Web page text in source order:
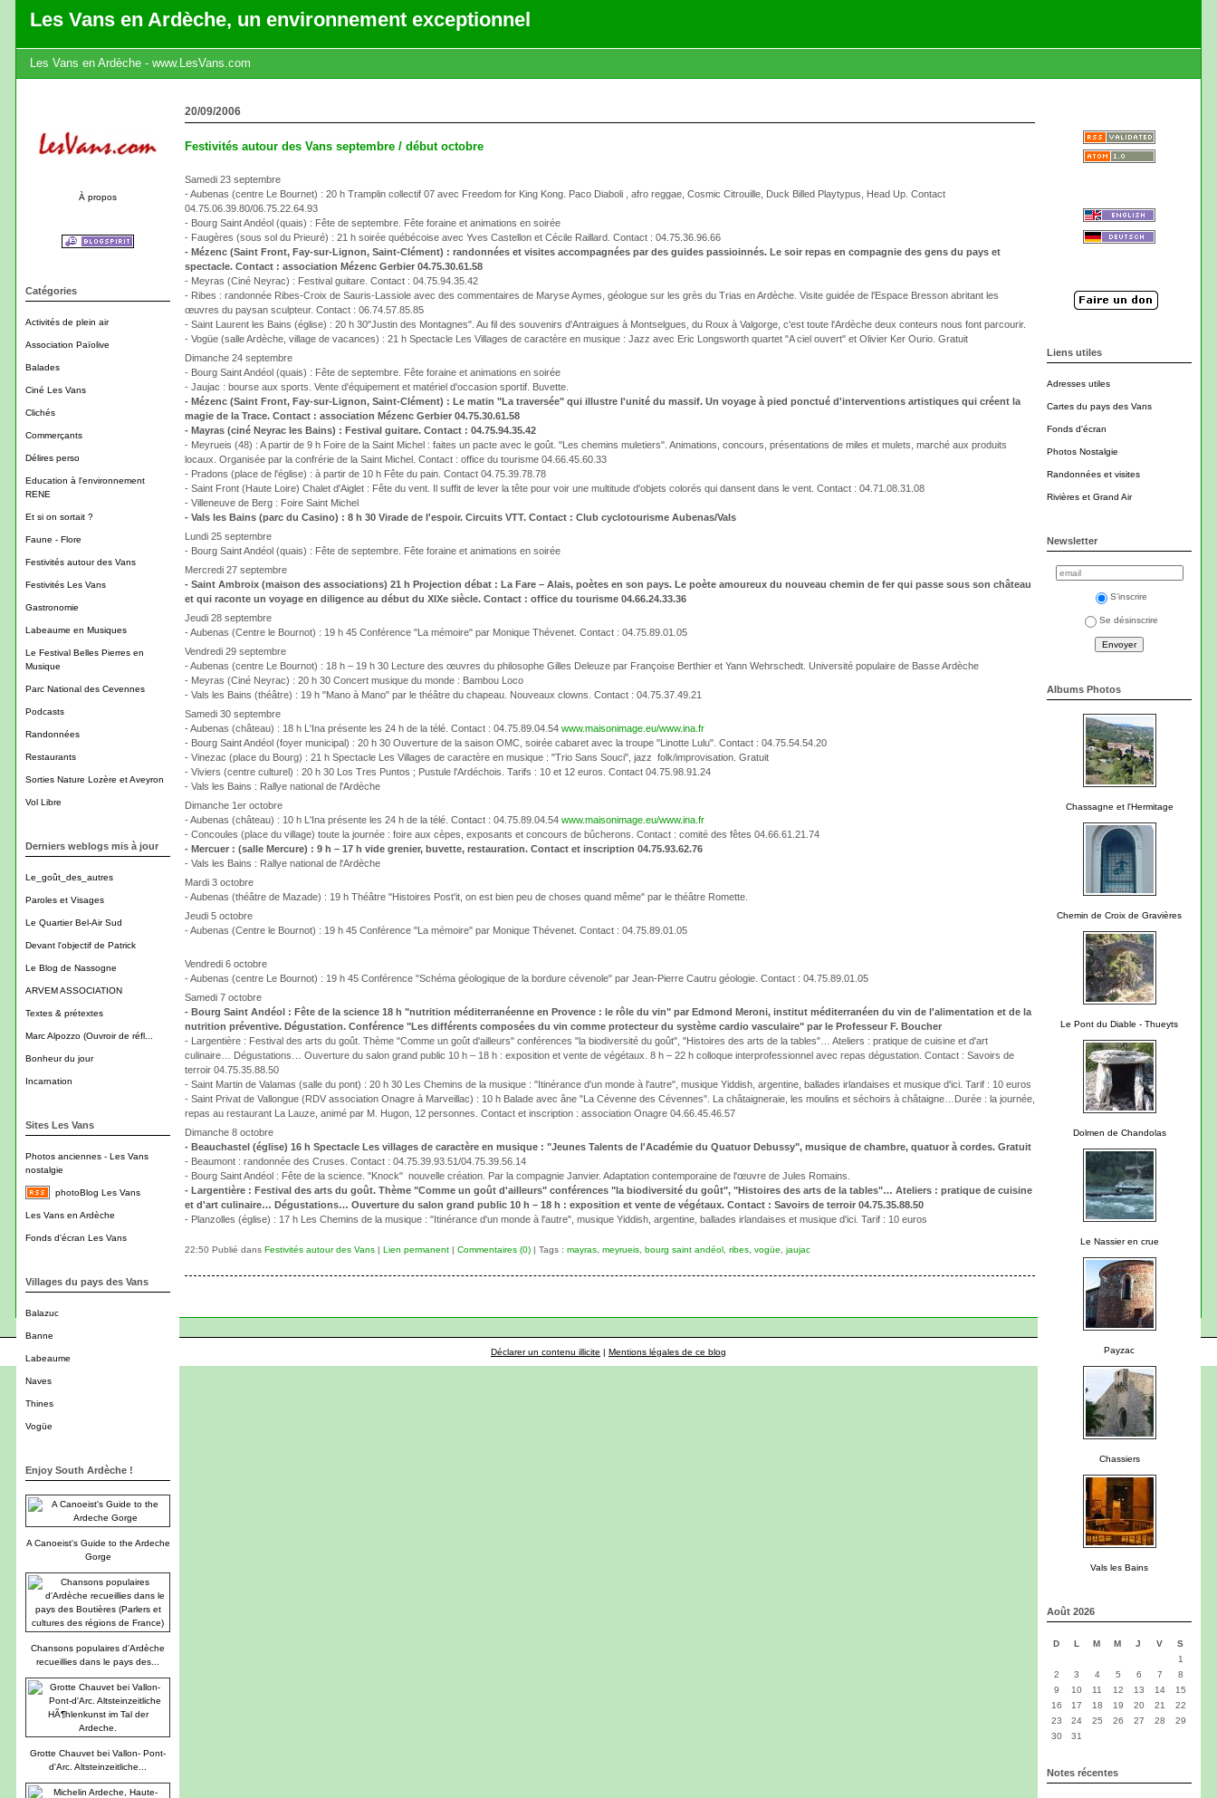
Les Vans en Ardèche, un environnement exceptionnel
Les Vans en Ardèche - www.LesVans.com
À propos
Catégories
Activités de plein air
Association Païolive
Balades
Ciné Les Vans
Clichés
Commerçants
Délires perso
Education à l'environnement
RENE
Et si on sortait ?
Faune - Flore
Festivités autour des Vans
Festivités Les Vans
Gastronomie
Labeaume en Musiques
Le Festival Belles Pierres en
Musique
Parc National des Cevennes
Podcasts
Randonnées
Restaurants
Sorties Nature Lozère et Aveyron
Vol Libre
Derniers weblogs mis à jour
Le_goût_des_autres
Paroles et Visages
Le Quartier Bel-Air Sud
Devant l'objectif de Patrick
Le Blog de Nassogne
ARVEM ASSOCIATION
Textes & prétextes
Marc Alpozzo (Ouvroir de réfl...
Bonheur du jour
Incarnation
Sites Les Vans
Photos anciennes - Les Vans
nostalgie
photoBlog Les Vans
Les Vans en Ardèche
Fonds d'écran Les Vans
Villages du pays des Vans
Balazuc
Banne
Labeaume
Naves
Thines
Vogüe
Enjoy South Ardèche !
A Canoeist's Guide to the Ardeche
Gorge
Chansons populaires d'Ardèche
recueillies dans le pays des...
Grotte Chauvet bei Vallon- Pont-
d'Arc. Altsteinzeitliche...
Liens utiles
Adresses utiles
Cartes du pays des Vans
Fonds d'écran
Photos Nostalgie
Randonnées et visites
Rivières et Grand Air
Newsletter
S'inscrire
Se désinscrire
Albums Photos
Chassagne et l'Hermitage
Chemin de Croix de Gravières
Le Pont du Diable - Thueyts
Dolmen de Chandolas
Le Nassier en crue
Payzac
Chassiers
Vals les Bains
Août 2026
D L M M J V
S
1
2
3 4 5 6 7
8
9
10 11 12 13 14
15
16
17 18 19 20 21
22
23
24 25 26 27 28
29
30
31
Notes récentes
20/09/2006
Festivités autour des Vans septembre / début octobre
Samedi 23 septembre
- Aubenas (centre Le Bournet) : 20 h Tramplin collectif 07 avec Freedom for King Kong. Paco Diaboli , afro reggae, Cosmic Citrouille, Duck Billed Playtypus, Head Up. Contact
04.75.06.39.80/06.75.22.64.93
- Bourg Saint Andéol (quais) : Fête de septembre. Fête foraine et animations en soirée
- Faugères (sous sol du Prieuré) : 21 h soirée québécoise avec Yves Castellon et Cécile Raillard. Contact : 04.75.36.96.66
- Mézenc (Saint Front, Fay-sur-Lignon, Saint-Clément) : randonnées et visites accompagnées par des guides passioinnés. Le soir repas en compagnie des gens du pays et
spectacle. Contact : association Mézenc Gerbier 04.75.30.61.58
- Meyras (Ciné Neyrac) : Festival guitare. Contact : 04.75.94.35.42
- Ribes : randonnée Ribes-Croix de Sauris-Lassiole avec des commentaires de Maryse Aymes, géologue sur les grès du Trias en Ardèche. Visite guidée de l'Espace Bresson abritant les
œuvres du paysan sculpteur. Contact : 06.74.57.85.85
- Saint Laurent les Bains (église) : 20 h 30"Justin des Montagnes". Au fil des souvenirs d'Antraigues à Montselgues, du Roux à Valgorge, c'est toute l'Ardèche deux conteurs nous font parcourir.
- Vogüe (salle Ardèche, village de vacances) : 21 h Spectacle Les Villages de caractère en musique : Jazz avec Eric Longsworth quartet "A ciel ouvert" et Olivier Ker Ourio. Gratuit
Dimanche 24 septembre
- Bourg Saint Andéol (quais) : Fête de septembre. Fête foraine et animations en soirée
- Jaujac : bourse aux sports. Vente d'équipement et matériel d'occasion sportif. Buvette.
- Mézenc (Saint Front, Fay-sur-Lignon, Saint-Clément) : Le matin "La traversée" qui illustre l'unité du massif. Un voyage à pied ponctué d'interventions artistiques qui créent la
magie de la Trace. Contact : association Mézenc Gerbier 04.75.30.61.58
- Mayras (ciné Neyrac les Bains) : Festival guitare. Contact : 04.75.94.35.42
- Meyrueis (48) : A partir de 9 h Foire de la Saint Michel : faites un pacte avec le goût. "Les chemins muletiers". Animations, concours, présentations de miles et mulets, marché aux produits
locaux. Organisée par la confrérie de la Saint Michel. Contact : office du tourisme 04.66.45.60.33
- Pradons (place de l'église) : à partir de 10 h Fête du pain. Contact 04.75.39.78.78
- Saint Front (Haute Loire) Chalet d'Aiglet : Fête du vent. Il suffit de lever la tête pour voir une multitude d'objets colorés qui dansent dans le vent. Contact : 04.71.08.31.08
- Villeneuve de Berg : Foire Saint Michel
- Vals les Bains (parc du Casino) : 8 h 30 Virade de l'espoir. Circuits VTT. Contact : Club cyclotourisme Aubenas/Vals
Lundi 25 septembre
- Bourg Saint Andéol (quais) : Fête de septembre. Fête foraine et animations en soirée
Mercredi 27 septembre
- Saint Ambroix (maison des associations) 21 h Projection débat : La Fare – Alais, poètes en son pays. Le poète amoureux du nouveau chemin de fer qui passe sous son château
et qui raconte un voyage en diligence au début du XIXe siècle. Contact : office du tourisme 04.66.24.33.36
Jeudi 28 septembre
- Aubenas (Centre le Bournot) : 19 h 45 Conférence "La mémoire" par Monique Thévenet. Contact : 04.75.89.01.05
Vendredi 29 septembre
- Aubenas (centre Le Bournot) : 18 h – 19 h 30 Lecture des œuvres du philosophe Gilles Deleuze par Françoise Berthier et Yann Wehrschedt. Université populaire de Basse Ardèche
- Meyras (Ciné Neyrac) : 20 h 30 Concert musique du monde : Bambou Loco
- Vals les Bains (théâtre) : 19 h "Mano à Mano" par le théâtre du chapeau. Nouveaux clowns. Contact : 04.75.37.49.21
Samedi 30 septembre
- Aubenas (château) : 18 h L'Ina présente les 24 h de la télé. Contact : 04.75.89.04.54 www.maisonimage.eu/www.ina.fr
- Bourg Saint Andéol (foyer municipal) : 20 h 30 Ouverture de la saison OMC, soirée cabaret avec la troupe "Linotte Lulu". Contact : 04.75.54.54.20
- Vinezac (place du Bourg) : 21 h Spectacle Les Villages de caractère en musique : "Trio Sans Souci", jazz folk/improvisation. Gratuit
- Viviers (centre culturel) : 20 h 30 Los Tres Puntos ; Pustule l'Ardéchois. Tarifs : 10 et 12 euros. Contact 04.75.98.91.24
- Vals les Bains : Rallye national de l'Ardèche
Dimanche 1er octobre
- Aubenas (château) : 10 h L'Ina présente les 24 h de la télé. Contact : 04.75.89.04.54 www.maisonimage.eu/www.ina.fr
- Concoules (place du village) toute la journée : foire aux cèpes, exposants et concours de bûcherons. Contact : comité des fêtes 04.66.61.21.74
- Mercuer : (salle Mercure) : 9 h – 17 h vide grenier, buvette, restauration. Contact et inscription 04.75.93.62.76
- Vals les Bains : Rallye national de l'Ardèche
Mardi 3 octobre
- Aubenas (théâtre de Mazade) : 19 h Théâtre "Histoires Post'it, on est bien peu de choses quand même" par le théâtre Romette.
Jeudi 5 octobre
- Aubenas (Centre le Bournot) : 19 h 45 Conférence "La mémoire" par Monique Thévenet. Contact : 04.75.89.01.05
Vendredi 6 octobre
- Aubenas (centre Le Bournot) : 19 h 45 Conférence "Schéma géologique de la bordure cévenole" par Jean-Pierre Cautru géologie. Contact : 04.75.89.01.05
Samedi 7 octobre
- Bourg Saint Andéol : Fête de la science 18 h "nutrition méditerranéenne en Provence : le rôle du vin" par Edmond Meroni, institut méditerranéen du vin de l'alimentation et de la
nutrition préventive. Dégustation. Conférence "Les différents composées du vin comme protecteur du système cardio vasculaire" par le Professeur F. Boucher
- Largentière : Festival des arts du goût. Thème "Comme un goût d'ailleurs" conférences "la biodiversité du goût", "Histoires des arts de la tables"… Ateliers : pratique de cuisine et d'art
culinaire… Dégustations… Ouverture du salon grand public 10 h – 18 h : exposition et vente de végétaux. 8 h – 22 h colloque interprofessionnel avec repas dégustation. Contact : Savoirs de
terroir 04.75.35.88.50
- Saint Martin de Valamas (salle du pont) : 20 h 30 Les Chemins de la musique : "Itinérance d'un monde à l'autre", musique Yiddish, argentine, ballades irlandaises et musique d'ici. Tarif : 10 euros
- Saint Privat de Vallongue (RDV association Onagre à Marveillac) : 10 h Balade avec âne "La Cévenne des Cévennes". La châtaigneraie, les moulins et séchoirs à châtaigne…Durée : la journée,
repas au restaurant La Lauze, animé par M. Hugon, 12 personnes. Contact et inscription : association Onagre 04.66.45.46.57
Dimanche 8 octobre
- Beauchastel (église) 16 h Spectacle Les villages de caractère en musique : "Jeunes Talents de l'Académie du Quatuor Debussy", musique de chambre, quatuor à cordes. Gratuit
- Beaumont : randonnée des Cruses. Contact : 04.75.39.93.51/04.75.39.56.14
- Bourg Saint Andéol : Fête de la science. "Knock" nouvelle création. Par la compagnie Janvier. Adaptation contemporaine de l'œuvre de Jules Romains.
- Largentière : Festival des arts du goût. Thème "Comme un goût d'ailleurs" conférences "la biodiversité du goût", "Histoires des arts de la tables"… Ateliers : pratique de cuisine
et d'art culinaire… Dégustations… Ouverture du salon grand public 10 h – 18 h : exposition et vente de végétaux. Contact : Savoirs de terroir 04.75.35.88.50
- Planzolles (église) : 17 h Les Chemins de la musique : "Itinérance d'un monde à l'autre", musique Yiddish, argentine, ballades irlandaises et musique d'ici. Tarif : 10 euros
22:50 Publié dans Festivités autour des Vans | Lien permanent | Commentaires (0) | Tags : mayras meyrueis bourg saint andéol ribes vogüe jaujac
Déclarer un contenu illicite | Mentions légales de ce blog